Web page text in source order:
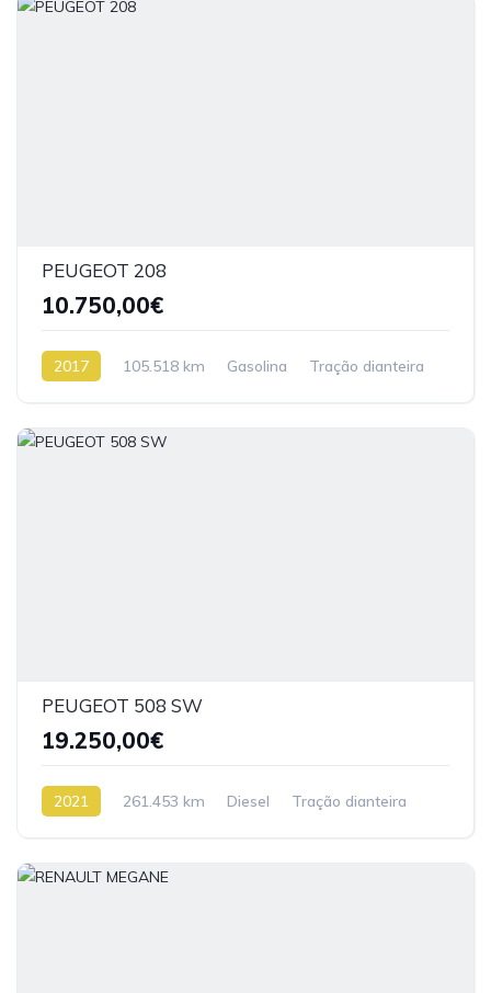
PEUGEOT 208
10.750,00€
2017 105.518 km Gasolina Tração dianteira
PEUGEOT 508 SW
19.250,00€
2021 261.453 km Diesel Tração dianteira